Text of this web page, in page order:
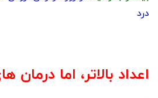
درد
اعداد بالاتر، اما